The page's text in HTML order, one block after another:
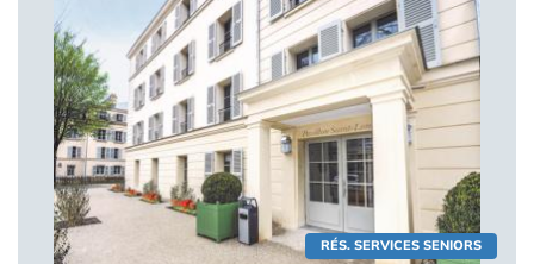
RÉS. SERVICES SENIORS